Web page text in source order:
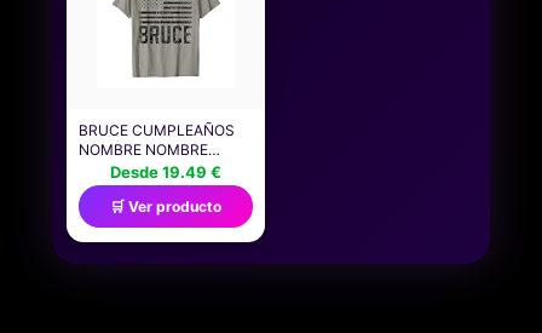
BRUCE CUMPLEAÑOS
NOMBRE NOMBRE
PERSONALIZADO
ESTADOS UNIDOS
CAMISETA
Desde 19.49 €
🛒 Ver producto